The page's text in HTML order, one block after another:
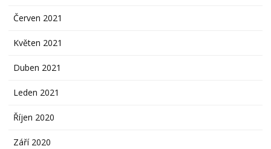
Červen 2021
Květen 2021
Duben 2021
Leden 2021
Říjen 2020
Září 2020